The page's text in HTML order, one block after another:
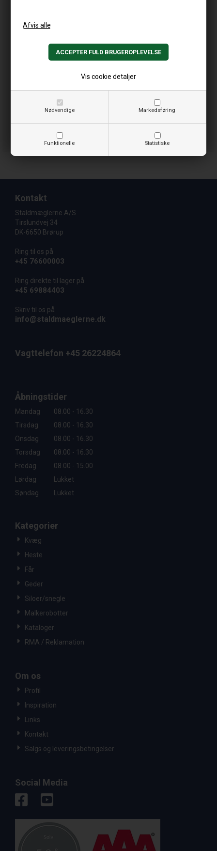
Nødvendige Markedsføring
Funktionelle Statistiske
Vis cookie detaljer
Kontakt
Staldmæglerne A/S
Tirslundvej 34
DK-6650 Brørup
Ring til os på
+45 76600003
Ring direkte til lager på
+45 69884403
Skriv til os på
info@staldmaeglerne.dk
Vagttelefon +45 26224864
Åbningstider
Mandag
08.00 - 16.30
Tirsdag
08.00 - 16.30
Onsdag
08.00 - 16.30
Torsdag
08.00 - 16.30
Fredag
08.00 - 15.00
Lørdag
Lukket
Søndag
Lukket
Kategorier
Kvæg
Heste
Får
Geder
Siloer/snegle
Malkerobotter
Kataloger
RMA / Reklamation
Om os
Profil
Inspiration
Links
Kontakt
Salgs og leveringsbetingelser
Social Media